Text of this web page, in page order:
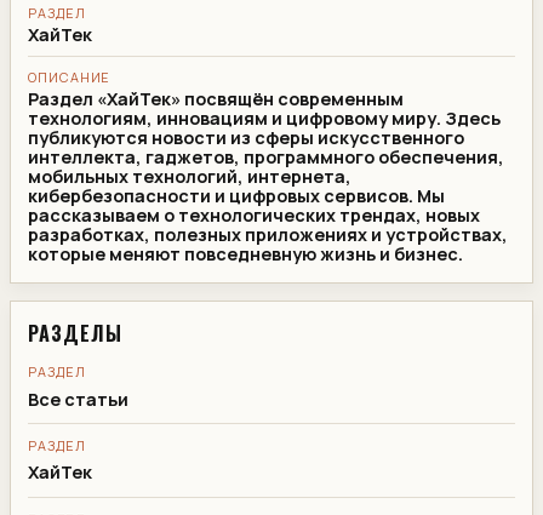
РАЗДЕЛ
ХайТек
ОПИСАНИЕ
Раздел «ХайТек» посвящён современным
технологиям, инновациям и цифровому миру. Здесь
публикуются новости из сферы искусственного
интеллекта, гаджетов, программного обеспечения,
мобильных технологий, интернета,
кибербезопасности и цифровых сервисов. Мы
рассказываем о технологических трендах, новых
разработках, полезных приложениях и устройствах,
которые меняют повседневную жизнь и бизнес.
РАЗДЕЛЫ
РАЗДЕЛ
Все статьи
РАЗДЕЛ
ХайТек